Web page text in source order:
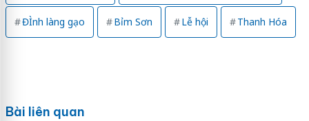
ĐÌnh làng gạo Bỉm Sơn Lễ hội Thanh Hóa
Bài liên quan